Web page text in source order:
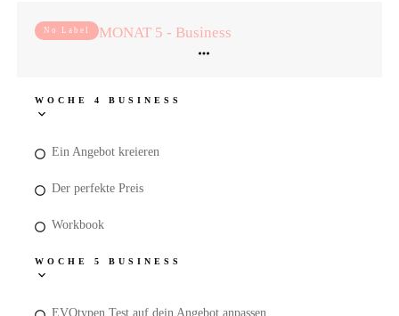
No Label MONAT 5 - Business
WOCHE 4 BUSINESS
Ein Angebot kreieren
Der perfekte Preis
Workbook
WOCHE 5 BUSINESS
EVOtypen Test auf dein Angebot anpassen